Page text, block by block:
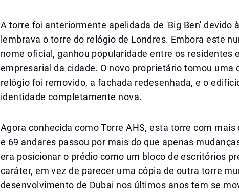
A torre foi anteriormente apelidada de 'Big Ben' devido
lembrava o torre do relógio de Londres. Embora este
nome oficial, ganhou popularidade entre os residentes
empresarial da cidade. O novo proprietário tomou uma
relógio foi removido, a fachada redesenhada, e o
identidade completamente nova.
Agora conhecida como Torre AHS, esta torre com
e 69 andares passou por mais do que apenas
era posicionar o prédio como um bloco de escritórios
caráter, em vez de parecer uma cópia de outra torre
desenvolvimento de Dubai nos últimos anos tem se